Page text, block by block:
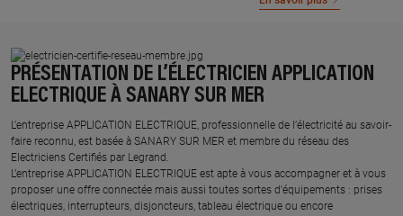
PRÉSENTATION DE L’ÉLECTRICIEN APPLICATION
ELECTRIQUE À SANARY SUR MER
L’entreprise APPLICATION ELECTRIQUE, professionnelle de l’électricité au savoir-
faire reconnu, est basée à SANARY SUR MER et membre du réseau des
Electriciens Certifiés par Legrand.​
L’entreprise APPLICATION ELECTRIQUE est apte à vous accompagner et à vous
proposer une offre connectée mais aussi toutes sortes d'équipements : prises
électriques, interrupteurs, disjoncteurs, tableau électrique ou encore